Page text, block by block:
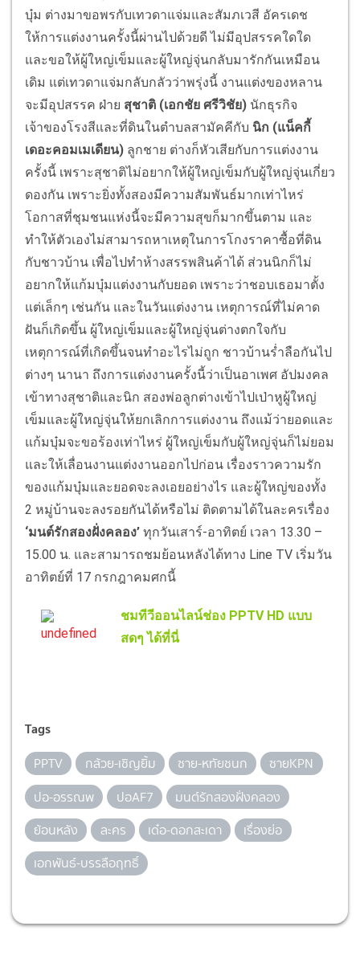
บุ๋ม ต่างมาขอพรกับเทวดาแจ่มและสัมภเวสี อัครเดช
ให้การแต่งงานครั้งนี้ผ่านไปด้วยดี ไม่มีอุปสรรคใดใด
และขอให้ผู้ใหญ่เข็มและผู้ใหญ่จุ่นกลับมารักกันเหมือน
เดิม แต่เทวดาแจ่มกลับกลัวว่าพรุ่งนี้ งานแต่งของหลาน
จะมีอุปสรรค ฝ่าย สุชาติ (เอกชัย ศรีวิชัย) นักธุรกิจ
เจ้าของโรงสีและที่ดินในตำบลสามัคคีกับ นิก (แน็คกี้
เดอะคอมเมเดียน) ลูกชาย ต่างก็หัวเสียกับการแต่งงาน
ครั้งนี้ เพราะสุชาติไม่อยากให้ผู้ใหญ่เข็มกับผู้ใหญ่จุ่นเกี่ยว
ดองกัน เพราะยิ่งทั้งสองมีความสัมพันธ์มากเท่าไหร่
โอกาสที่ชุมชนแห่งนี้จะมีความสุขก็มากขึ้นตาม และ
ทำให้ตัวเองไม่สามารถหาเหตุในการโกงราคาซื้อที่ดิน
กับชาวบ้าน เพื่อไปทำห้างสรรพสินค้าได้ ส่วนนิกก็ไม่
อยากให้แก้มบุ๋มแต่งงานกับยอด เพราะว่าชอบเธอมาตั้ง
แต่เล็กๆ เช่นกัน และในวันแต่งงาน เหตุการณ์ที่ไม่คาด
ฝันก็เกิดขึ้น ผู้ใหญ่เข็มและผู้ใหญ่จุ่นต่างตกใจกับ
เหตุการณ์ที่เกิดขึ้นจนทำอะไรไม่ถูก ชาวบ้านร่ำลือกันไป
ต่างๆ นานา ถึงการแต่งงานครั้งนี้ว่าเป็นอาเพศ อัปมงคล
เข้าทางสุชาติและนิก สองพ่อลูกต่างเข้าไปเป่าหูผู้ใหญ่
เข็มและผู้ใหญ่จุ่นให้ยกเลิกการแต่งงาน ถึงแม้ว่ายอดและ
แก้มบุ๋มจะขอร้องเท่าไหร่ ผู้ใหญ่เข็มกับผู้ใหญ่จุ่นก็ไม่ยอม
และให้เลื่อนงานแต่งงานออกไปก่อน เรื่องราวความรัก
ของแก้มบุ๋มและยอดจะลงเอยอย่างไร และผู้ใหญ่ของทั้ง
2 หมู่บ้านจะลงรอยกันได้หรือไม่ ติดตามได้ในละครเรื่อง
‘มนต์รักสองฝั่งคลอง’ ทุกวันเสาร์-อาทิตย์ เวลา 13.30 –
15.00 น. และสามารถชมย้อนหลังได้ทาง Line TV เริ่มวัน
อาทิตย์ที่ 17 กรกฎาคมศกนี้
ชมทีวีออนไลน์ช่อง PPTV HD แบบ
สดๆ ได้ที่นี่
Tags
PPTV กล้วย-เชิญยิ้ม ซาย-หทัยชนก
ซายKPN
ปอ-อรรณพ
ปอAF7
มนต์รักสองฝั่งคลอง
ย้อนหลัง
ละคร เด๋อ-ดอกสะเดา
เรื่องย่อ
เอกพันธ์-บรรลือฤทธิ์